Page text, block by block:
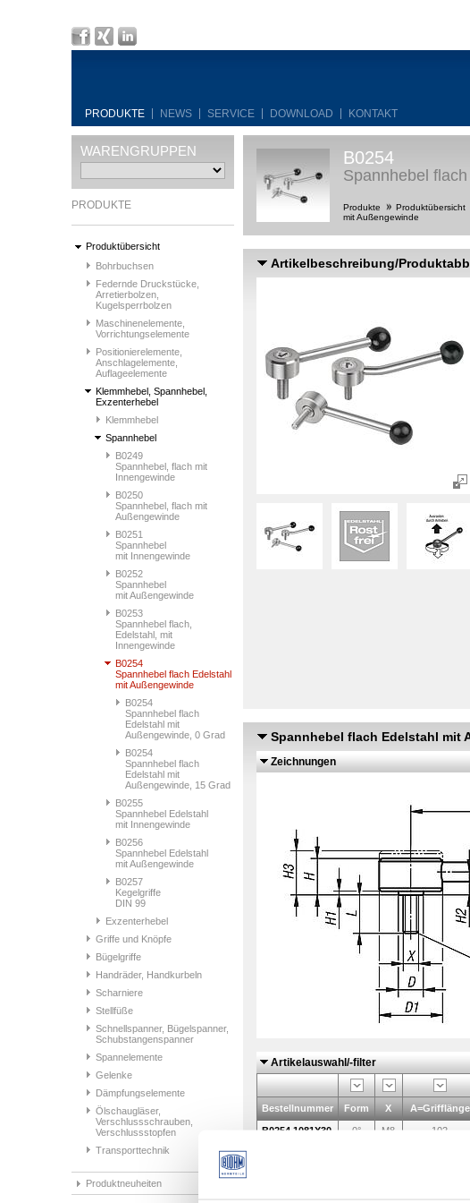
PRODUKTE NEWS SERVICE DOWNLOAD KONTAKT
WARENGRUPPEN
PRODUKTE
Produktübersicht
Bohrbuchsen
Federnde Druckstücke,
Arretierbolzen,
Kugelsperrbolzen
Maschinenelemente,
Vorrichtungselemente
Positionierelemente,
Anschlagelemente,
Auflageelemente
Klemmhebel, Spannhebel,
Exzenterhebel
Klemmhebel
Spannhebel
B0249
Spannhebel, flach mit
Innengewinde
B0250
Spannhebel, flach mit
Außengewinde
B0251
Spannhebel
mit Innengewinde
B0252
Spannhebel
mit Außengewinde
B0253
Spannhebel flach,
Edelstahl, mit
Innengewinde
B0254
Spannhebel flach Edelstahl
mit Außengewinde
B0254
Spannhebel flach
Edelstahl mit
Außengewinde, 0 Grad
B0254
Spannhebel flach
Edelstahl mit
Außengewinde, 15 Grad
B0255
Spannhebel Edelstahl
mit Innengewinde
B0256
Spannhebel Edelstahl
mit Außengewinde
B0257
Kegelgriffe
DIN 99
Exzenterhebel
Griffe und Knöpfe
Bügelgriffe
Handräder, Handkurbeln
Scharniere
Stellfüße
Schnellspanner, Bügelspanner,
Schubstangenspanner
Spannelemente
Gelenke
Dämpfungselemente
Ölschaugläser,
Verschlussschrauben,
Verschlussstopfen
Transporttechnik
Produktneuheiten
B0254
Spannhebel
Produkte Produktübersicht
mit Außengewinde
Artikelbeschreibung/
Spannhebel flach Edelstahl mit
Zeichnungen
Artikelauswahl/-filter
Bestellnummer Form X A=Grifflänge
B0254.1081X30 0° M8 102